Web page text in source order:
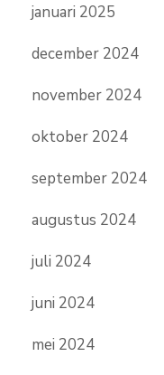
januari 2025
december 2024
november 2024
oktober 2024
september 2024
augustus 2024
juli 2024
juni 2024
mei 2024